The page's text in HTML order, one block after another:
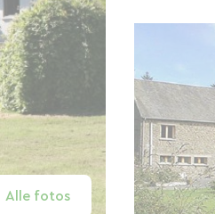
Alle fotos